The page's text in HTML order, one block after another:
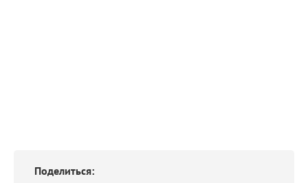
Поделиться: